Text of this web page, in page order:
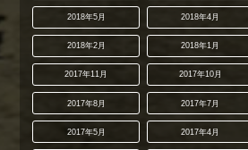
2018年5月 2018年4月
2018年2月 2018年1月
2017年11月 2017年10月
2017年8月 2017年7月
2017年5月 2017年4月